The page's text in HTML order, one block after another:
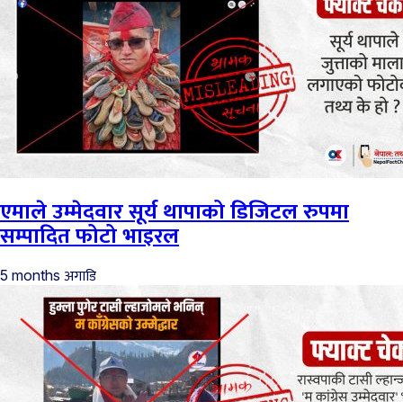
एमाले उम्मेदवार सूर्य थापाको डिजिटल रुपमा
सम्पादित फोटो भाइरल
5 months अगाडि